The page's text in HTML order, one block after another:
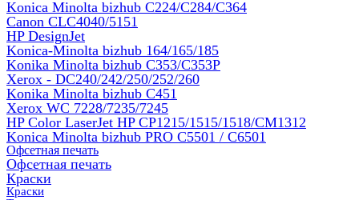
Konica Minolta bizhub С224/С284/С364
Canon CLC4040/5151
HP DesignJet
Konica-Minolta bizhub 164/165/185
Konika Minolta bizhub C353/C353Р
Xerox - DC240/242/250/252/260
Konika Minolta bizhub C451
Xerox WC 7228/7235/7245
HP Color LaserJet HP CP1215/1515/1518/CM1312
Konica Minolta bizhub PRO С5501 / С6501
Офсетная печать
Офсетная печать
Краски
Краски